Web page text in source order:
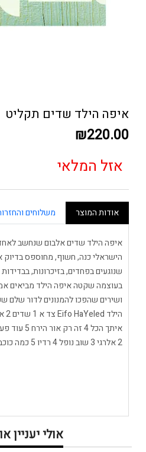
איפה הילד שדים תקליט
₪220.00
אזל המלאי
אודות המוצר משלוחים
איפה הילד שדים אלבום שנחשב
הישראלי כנה, חשוף, מחוספס
שנוגעים בפחדים, בזיכרונות,
בעוצמה שקטה איפה הילד מביאים
ושירים שהפכו להמנונים לדור שלם
2 אלרגי 3 שוב נופל 4 רדיו 5 כמה כוכבים
אולי יעניין